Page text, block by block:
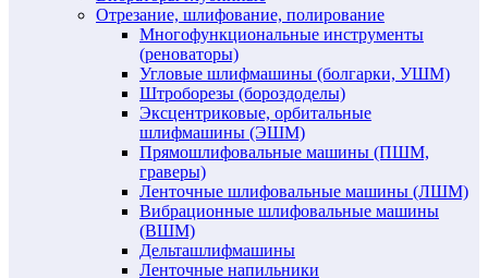
Отрезание, шлифование, полирование
Многофункциональные инструменты
(реноваторы)
Угловые шлифмашины (болгарки, УШМ)
Штроборезы (бороздоделы)
Эксцентриковые, орбитальные
шлифмашины (ЭШМ)
Прямошлифовальные машины (ПШМ,
граверы)
Ленточные шлифовальные машины (ЛШМ)
Вибрационные шлифовальные машины
(ВШМ)
Дельташлифмашины
Ленточные напильники